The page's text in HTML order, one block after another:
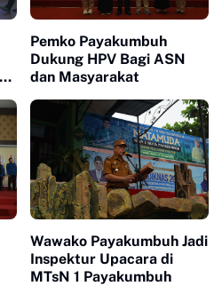
Pemko Payakumbuh
Dukung HPV Bagi ASN
dan Masyarakat
Wawako Payakumbuh Jadi
Inspektur Upacara di
MTsN 1 Payakumbuh